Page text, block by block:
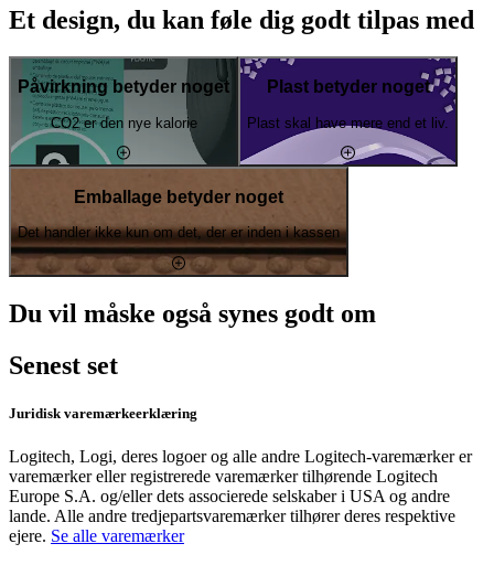
Et design, du kan føle dig godt tilpas med
Påvirkning betyder noget
CO2 er den nye kalorie
Plast betyder noget
Plast skal have mere end et liv.
Emballage betyder noget
Det handler ikke kun om det, der er inden i kassen
Du vil måske også synes godt om
Senest set
Juridisk varemærkeerklæring
Logitech, Logi, deres logoer og alle andre Logitech-varemærker er
varemærker eller registrerede varemærker tilhørende Logitech
Europe S.A. og/eller dets associerede selskaber i USA og andre
lande. Alle andre tredjepartsvaremærker tilhører deres respektive
ejere. Se alle varemærker